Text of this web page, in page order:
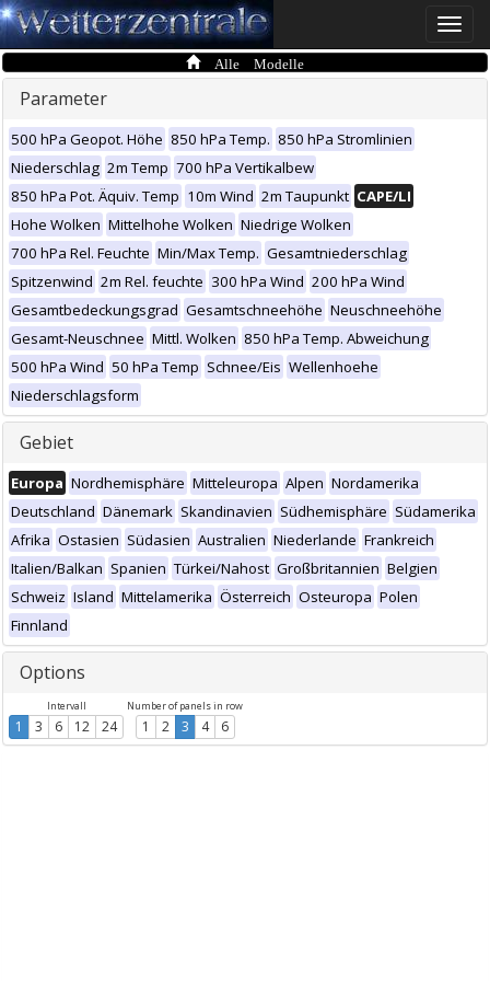
Toggle
Alle Modelle
Parameter
500 hPa Geopot. Höhe 850 hPa Temp. 850 hPa Stromlinien
Niederschlag 2m Temp 700 hPa Vertikalbew
850 hPa Pot. Äquiv. Temp 10m Wind 2m Taupunkt CAPE/LI
Hohe Wolken Mittelhohe Wolken Niedrige Wolken
700 hPa Rel. Feuchte Min/Max Temp. Gesamtniederschlag
Spitzenwind 2m Rel. feuchte 300 hPa Wind 200 hPa Wind
Gesamtbedeckungsgrad Gesamtschneehöhe Neuschneehöhe
Gesamt-Neuschnee Mittl. Wolken 850 hPa Temp. Abweichung
500 hPa Wind 50 hPa Temp Schnee/Eis Wellenhoehe
Niederschlagsform
Gebiet
Europa Nordhemisphäre Mitteleuropa Alpen Nordamerika
Deutschland Dänemark Skandinavien Südhemisphäre Südamerika
Afrika Ostasien Südasien Australien Niederlande Frankreich
Italien/Balkan Spanien Türkei/Nahost Großbritannien Belgien
Schweiz Island Mittelamerika Österreich Osteuropa Polen
Finnland
Options
Intervall
1 3 6 12 24
Number of panels in row
1 2 3 4 6